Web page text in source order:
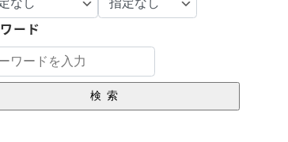
ード
検索